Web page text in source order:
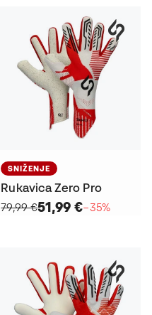
SNIŽENJE
Rukavica Zero Pro
79,99 €51,99 €−35%